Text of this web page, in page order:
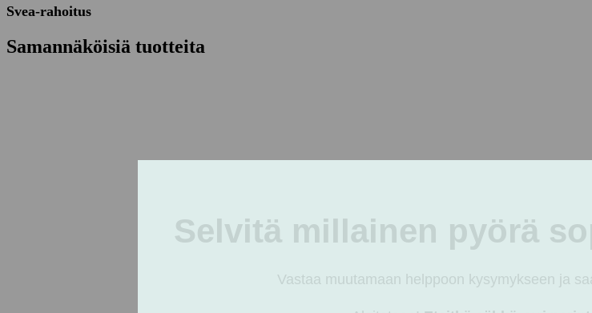
Svea-rahoitus
Samannäköisiä tuotteita